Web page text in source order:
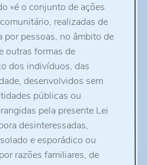
«é o conjunto de ações
realizadas de
por pessoas, no âmbito de
outras formas de
dos indivíduos, das
desenvolvidos sem
públicas ou
pela presente Lei
desinteressadas,
e esporádico ou
razões familiares, de